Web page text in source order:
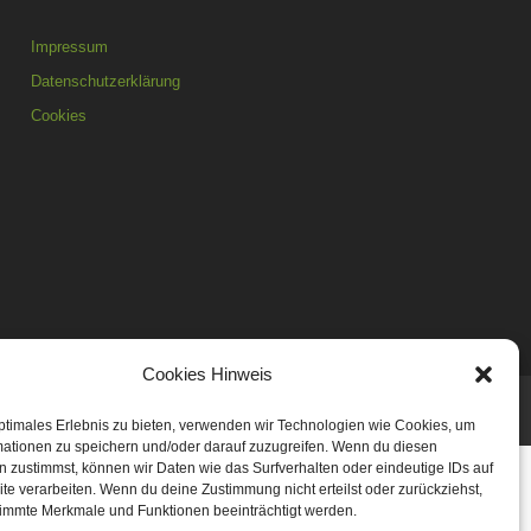
Cookies Hinweis
Erlebnis zu bieten, verwenden wir Technologien wie Cookies, um
zu speichern und/oder darauf zuzugreifen. Wenn du diesen
zustimmst, können wir Daten wie das Surfverhalten oder eindeutige IDs auf
verarbeiten. Wenn du deine Zustimmung nicht erteilst oder zurückziehst,
Merkmale und Funktionen beeinträchtigt werden.
Impressum
Datenschutzerklärung
Cookies